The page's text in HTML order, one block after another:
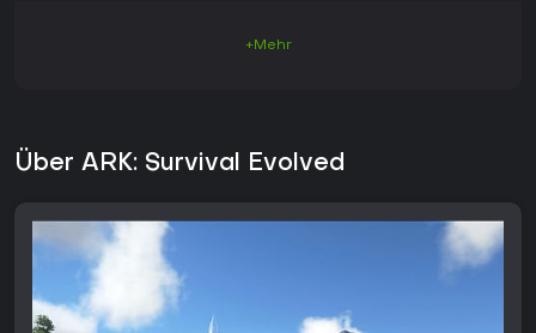
+Mehr
Über ARK: Survival Evolved